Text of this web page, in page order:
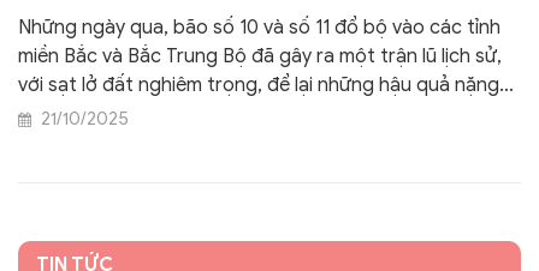
Những ngày qua, bão số 10 và số 11 đổ bộ vào các tỉnh
miền Bắc và Bắc Trung Bộ đã gây ra một trận lũ lịch sử,
với sạt lở đất nghiêm trọng, để lại những hậu quả nặng
nề về người và tài sản. Hàng chục ngàn người dân rơi
21/10/2025
TIN TỨC